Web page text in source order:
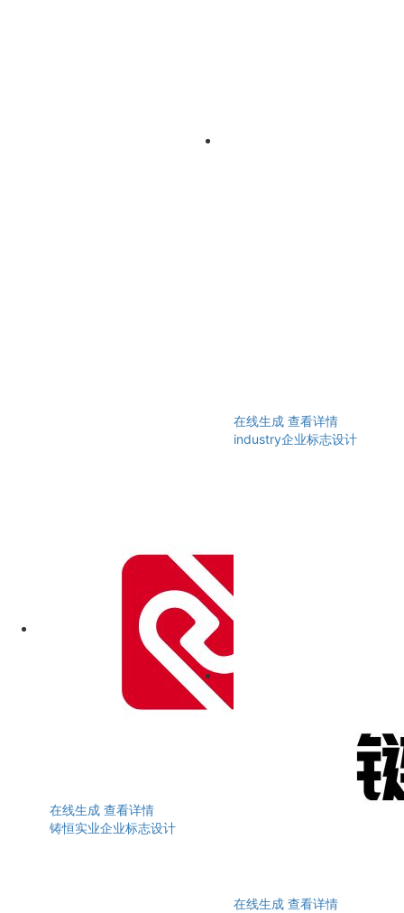
在线生成 查看详情
industry企业标志设计
在线生成 查看详情
铸恒实业企业标志设计
在线生成 查看详情